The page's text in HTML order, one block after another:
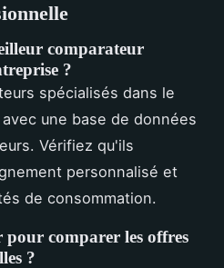
comparateur
?
spécialisés dans le
avec une base de données
Vérifiez qu'ils
personnalisé et
de consommation.
pour comparer les offres
?